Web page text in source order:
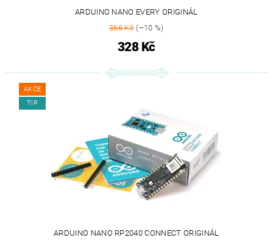
ARDUINO NANO EVERY ORIGINÁL
366 Kč(–10 %)
328 Kč
AKCE
TIP
ARDUINO NANO RP2040 CONNECT ORIGINÁL